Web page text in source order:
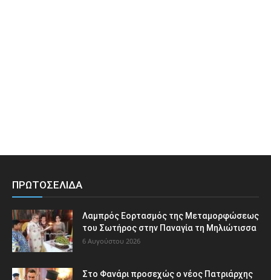
ΠΡΩΤΟΣΕΛΙΔΑ
Λαμπρός Εορτασμός της Μεταμορφώσεως
του Σωτήρος στην Παναγία τη Μηλιώτισσα
6 Αυγούστου 2026
Στο Φανάρι προσεχώς ο νέος Πατριάρχης